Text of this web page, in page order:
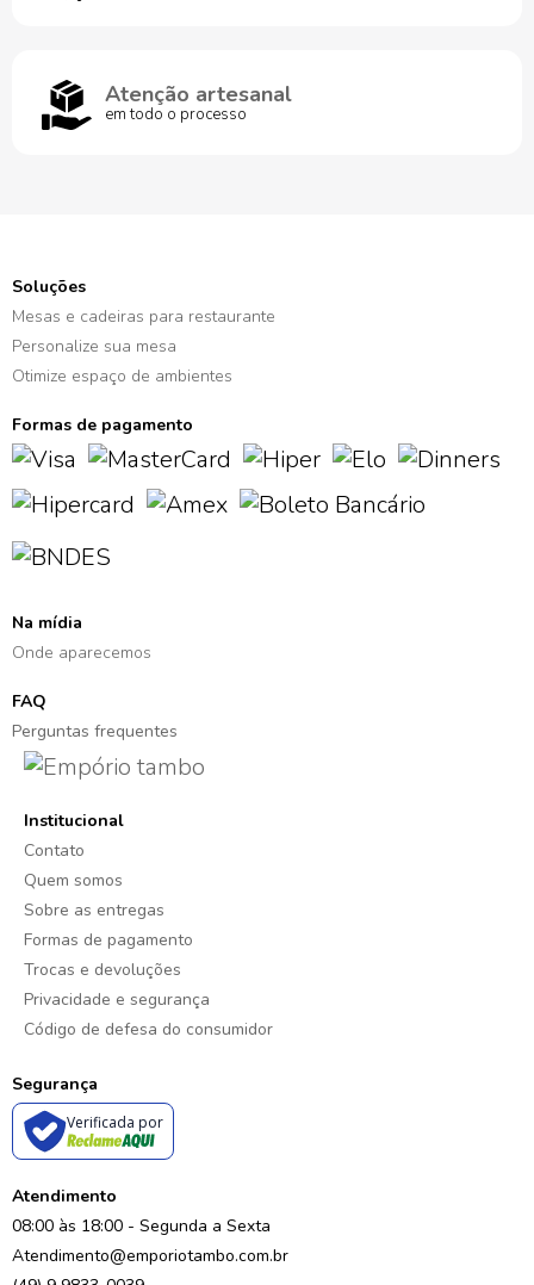
Atenção artesanal
em todo o processo
Soluções
Mesas e cadeiras para restaurante
Personalize sua mesa
Otimize espaço de ambientes
Formas de pagamento
Na mídia
Onde aparecemos
FAQ
Perguntas frequentes
Institucional
Contato
Quem somos
Sobre as entregas
Formas de pagamento
Trocas e devoluções
Privacidade e segurança
Código de defesa do consumidor
Segurança
Verificada por
Atendimento
08:00 às 18:00 - Segunda a Sexta
Atendimento@emporiotambo.com.br